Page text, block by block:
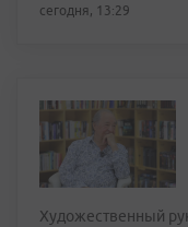
сегодня, 13:29
Художественный